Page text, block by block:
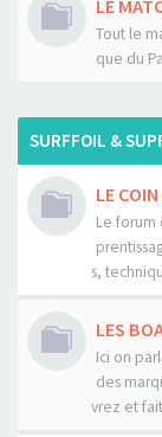
LE
Tout le
que du
SURFFOIL &
LE
Le forum
s,
LES
Ici on
des
vrez et